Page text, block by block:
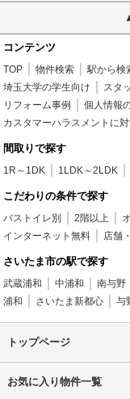
コンテンツ
TOP 物件検索 駅から検
埼玉大学の学生向け
スタ
リフォーム事例
個人情報
カスタマーハラスメントに
間取りで探す
1R～1DK 1LDK～2LDK
こだわりの条件で探す
バストイレ別 2階以上
インターネット無料
店舗
さいたま市の駅で探す
武蔵浦和 中浦和 南与野
浦和
さいたま新都心 与
トップページ
お気に入り物件一覧